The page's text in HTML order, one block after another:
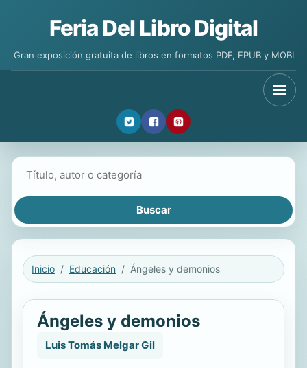
Feria Del Libro Digital
Gran exposición gratuita de libros en formatos PDF, EPUB y MOBI
Inicio Educación Ángeles y demonios
Ángeles y demonios
Luis Tomás Melgar Gil